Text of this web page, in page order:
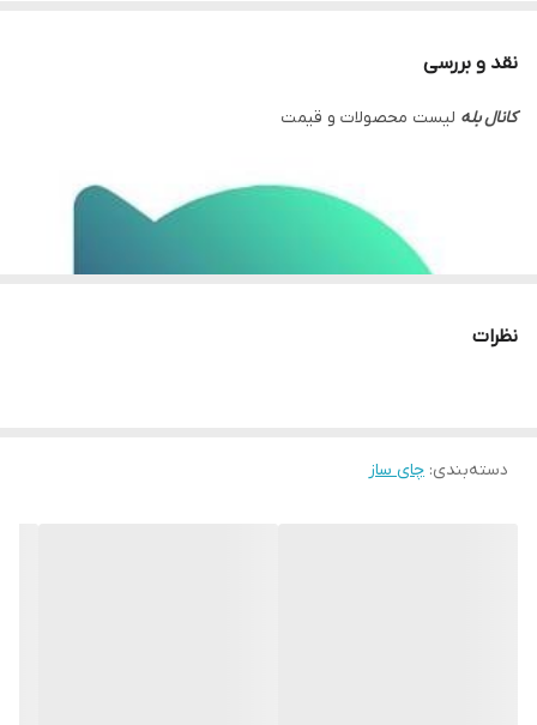
نقد و بررسی
کانال بله لیست محصولات و قیمت
نظرات
دسته‌بندی: چای ساز